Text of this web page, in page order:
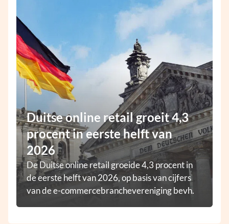
Duitse online retail groeit 4,3
procent in eerste helft van
2026
De Duitse online retail groeide 4,3 procent in
de eerste helft van 2026, op basis van cijfers
van de e-commercebranchevereniging bevh.